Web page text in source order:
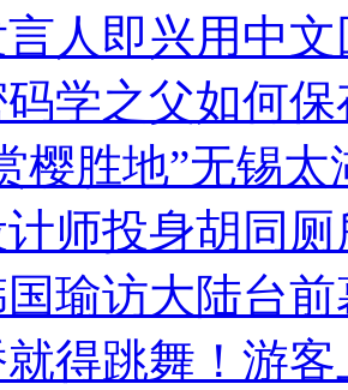
人即兴用中
码学之父如何
樱胜地”无锡
师投身胡同
瑜访大陆台
得跳舞！游客